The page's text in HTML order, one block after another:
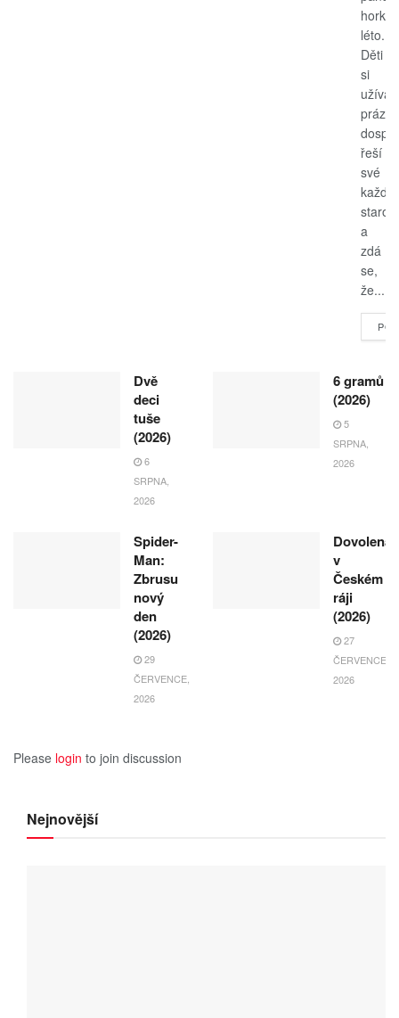
horké
léto.
Děti
si
užívají
řeší
své
a
zdá
se,
že...
Dvě
deci
tuše
(2026)
6
SRPNA,
2026
6 gramů
(2026)
5
SRPNA,
2026
Spider-
Man:
Zbrusu
nový
den
(2026)
29
ČERVENCE,
2026
Dovolená
v
Českém
ráji
(2026)
27
ČERVENCE,
2026
Please login to join discussion
Nejnovější